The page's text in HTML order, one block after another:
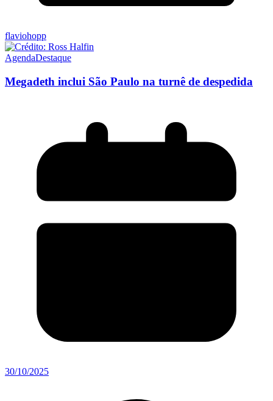
flaviohopp
AgendaDestaque
Megadeth inclui São Paulo na turnê de despedida
30/10/2025